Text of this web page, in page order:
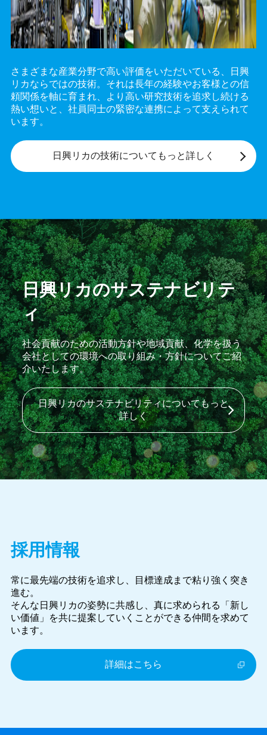
さまざまな産業分野で高い評価をいただいている、日興
リカならではの技術。それは長年の経験やお客様との信
頼関係を軸に育まれ、より高い研究技術を追求し続ける
熱い想いと、社員同士の緊密な連携によって支えられて
います。
日興リカの技術について もっと詳しく
日興リカのサステナビリテ
ィ
社会貢献のための活動方針や地域貢献、化学を扱う
会社としての環境への取り組み・方針についてご紹
介いたします。
日興リカのサステナビリティについてもっと
詳しく
採用情報
常に最先端の技術を追求し、目標達成まで粘り強く突き
進む。
そんな日興リカの姿勢に共感し、真に求められる「新し
い価値」を共に提案していくことができる仲間を求めて
います。
詳細はこちら